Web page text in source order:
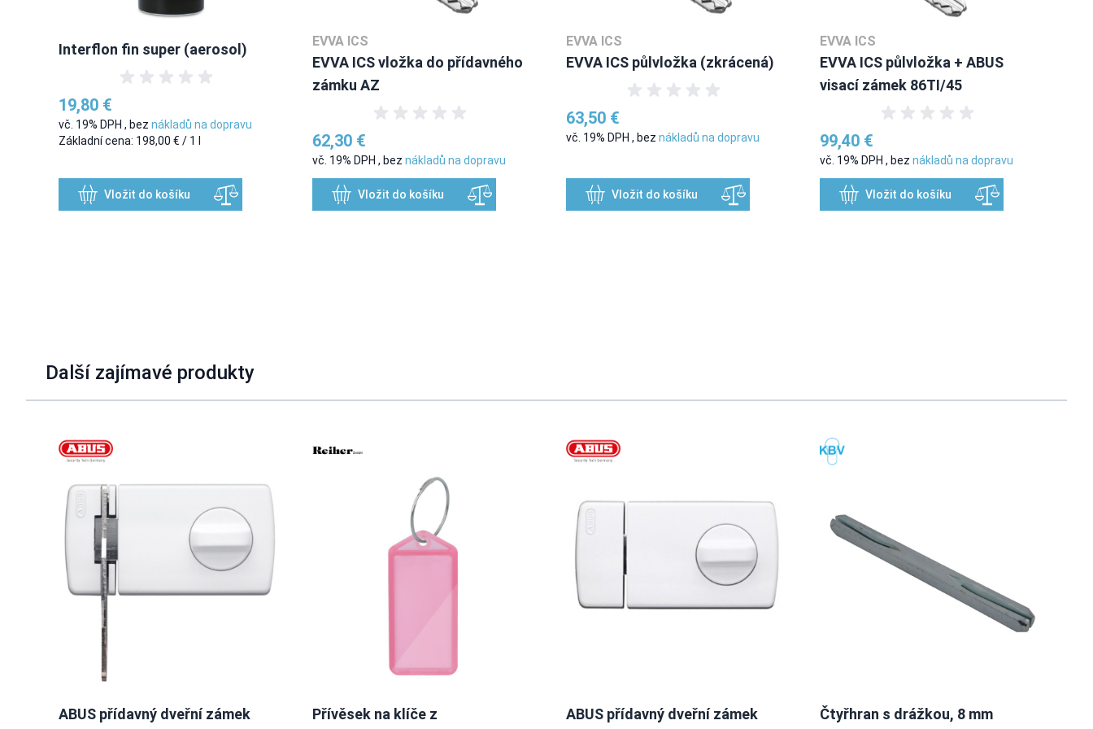
Interflon fin super (aerosol)
19,80 €
vč. 19% DPH , bez nákladů na dopravu
Základní cena: 198,00 € / 1 l
Vložit do košíku
EVVA ICS
EVVA ICS vložka do přídavného
zámku AZ
62,30 €
vč. 19% DPH , bez nákladů na dopravu
Vložit do košíku
EVVA ICS
EVVA ICS půlvložka (zkrácená)
63,50 €
vč. 19% DPH , bez nákladů na dopravu
Vložit do košíku
EVVA ICS
EVVA ICS půlvložka + ABUS
visací zámek 86TI/45
99,40 €
vč. 19% DPH , bez nákladů na dopravu
Vložit do košíku
Další zajímavé produkty
ABUS přídavný dveřní zámek
Přívěsek na klíče z
ABUS přídavný dveřní zámek
Čtyřhran s drážkou, 8 mm